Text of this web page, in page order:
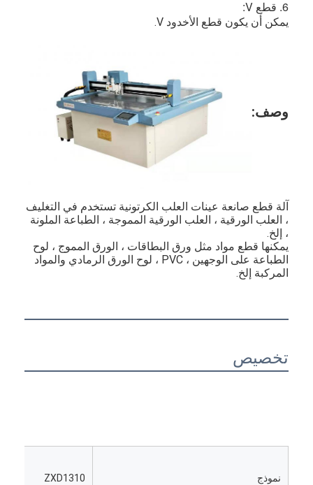
منتجات
أشرطة فيديو
6. قطع V:
يمكن أن يكون قطع الأخدود V.
وصف:
، إلخ.
المركبة إلخ.
تخصيص
نموذج ZXD1310